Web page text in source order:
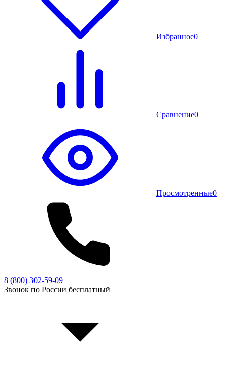
Избранное0
Сравнение0
Просмотренные0
8 (800) 302-59-09
Звонок по России бесплатный